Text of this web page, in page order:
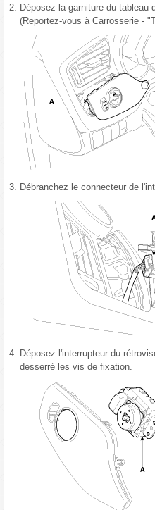
2. Déposez la garniture du tableau
(Reportez-vous à Carrosserie -
3. Débranchez le connecteur de
4. Déposez l'interrupteur du
desserré les vis de fixation.